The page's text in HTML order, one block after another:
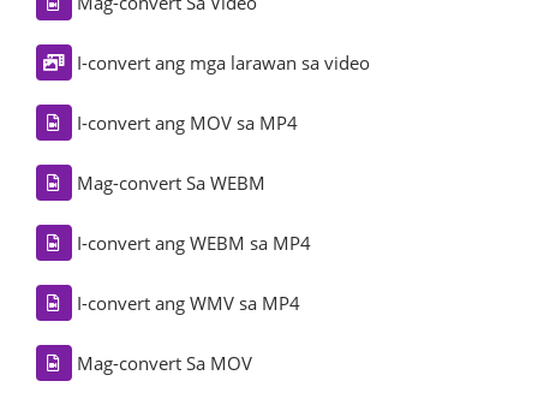
I-convert ang mga larawan sa video
I-convert ang MOV sa MP4
Mag-convert Sa WEBM
I-convert ang WEBM sa MP4
I-convert ang WMV sa MP4
Mag-convert Sa MOV